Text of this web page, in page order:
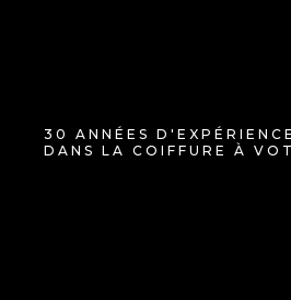
30 ANNÉES D'EXPÉRIENCE
DANS LA COIFFURE À